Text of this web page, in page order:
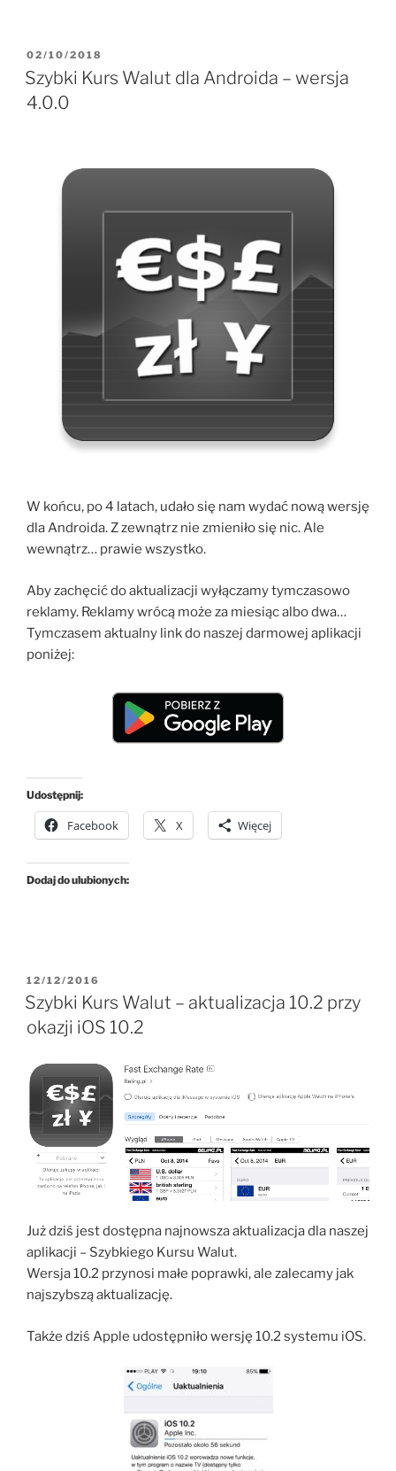
OPUBLIKOWANE
W
02/10/2018
Szybki Kurs Walut dla Androida – wersja
4.0.0
W końcu, po 4 latach, udało się nam wydać nową wersję
dla Androida. Z zewnątrz nie zmieniło się nic. Ale
wewnątrz… prawie wszystko.
Aby zachęcić do aktualizacji wyłączamy tymczasowo
reklamy. Reklamy wrócą może za miesiąc albo dwa…
Tymczasem aktualny link do naszej darmowej aplikacji
poniżej:
Udostępnij:
Facebook X Więcej
Dodaj do ulubionych:
OPUBLIKOWANE
W
12/12/2016
Szybki Kurs Walut – aktualizacja 10.2 przy
okazji iOS 10.2
Już dziś jest dostępna najnowsza aktualizacja dla naszej
aplikacji – Szybkiego Kursu Walut.
Wersja 10.2 przynosi małe poprawki, ale zalecamy jak
najszybszą aktualizację.
Także dziś Apple udostępniło wersję 10.2 systemu iOS.